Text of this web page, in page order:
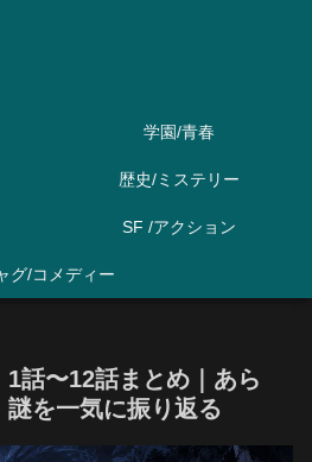
学園/青春
歴史/ミステリー
SF /アクション
グ/コメディー
1話〜12話まとめ｜あら
を一気に振り返る